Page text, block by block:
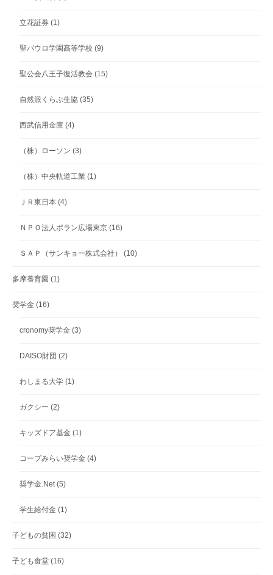
立花証券 (1)
聖パウロ学園高等学校 (9)
聖公会八王子復活教会 (15)
自然派くらぶ生協 (35)
西武信用金庫 (4)
（株）ローソン (3)
（株）中央軌道工業 (1)
ＪＲ東日本 (4)
ＮＰＯ法人ポラン広場東京 (16)
ＳＡＰ（サンキョー株式会社） (10)
多摩養育園 (1)
奨学金 (16)
cronomy奨学金 (3)
DAISO財団 (2)
わしまる大学 (1)
ガクシー (2)
キッズドア基金 (1)
コープみらい奨学金 (4)
奨学金.Net (5)
学生給付金 (1)
子どもの貧困 (32)
子ども食堂 (16)